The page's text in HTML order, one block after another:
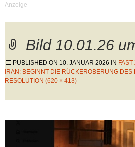
Bild 10.01.26
PUBLISHED ON 10. JANUAR 2026 IN
IRAN: BEGINNT DIE RÜCKEROBERUNG DES
RESOLUTION (620 × 413)